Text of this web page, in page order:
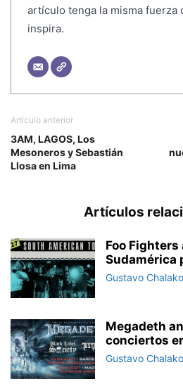
artículo tenga la misma fuerza
inspira.
Artículo anterior
3AM, LAGOS, Los
Mesoneros y Sebastián
Llosa en Lima
Artículos
Foo
Sudamérica
Gustavo
Megadeth
conciertos
Gustavo